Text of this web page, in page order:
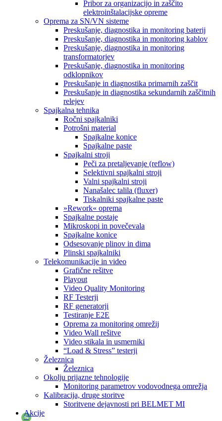
Pribor za organizacijo in zaščito
elektroinštalacijske opreme
Oprema za SN/VN sisteme
Preskušanje, diagnostika in monitoring baterij
Preskušanje, diagnostika in monitoring kablov
Preskušanje, diagnostika in monitoring
transformatorjev
Preskušanje, diagnostika in monitoring
odklopnikov
Preskušanje in diagnostika primarnih zaščit
Preskušanje in diagnostika sekundarnih zaščitnih
relejev
Spajkalna tehnika
Ročni spajkalniki
Potrošni material
Spajkalne konice
Spajkalne paste
Spajkalni stroji
Peči za pretaljevanje (reflow)
Selektivni spajkalni stroji
Valni spajkalni stroji
Nanašalec talila (fluxer)
Tiskalniki spajkalne paste
»Rework« oprema
Spajkalne postaje
Mikroskopi in povečevala
Spajkalne konice
Odsesovanje plinov in dima
Plinski spajkalniki
Telekomunikacije in video
Grafične rešitve
Playout
Video Quality Monitoring
RF Testerji
RF generatorji
Testiranje E2E
Oprema za monitoring omrežij
Video Wall rešitve
Video stikala in usmerniki
“Load & Stress” testerji
Železnica
Železnica
Okolju prijazne tehnologije
Monitoring parametrov vodovodnega omrežja
Kalibracija, druge storitve
Storitvene dejavnosti pri BELMET MI
Akcije
%